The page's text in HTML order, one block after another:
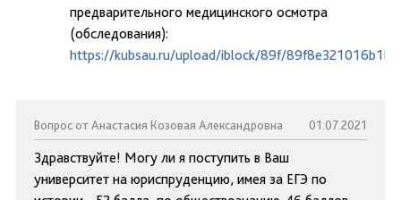
предварительного медицинского осмотра
(обследования):
https://kubsau.ru/upload/iblock/89f/
Вопрос от Анастасия Козовая Александровна 01.07.2021
Здравствуйте! Могу ли я поступить в Ваш
университет на юриспруденцию, имея за ЕГЭ по